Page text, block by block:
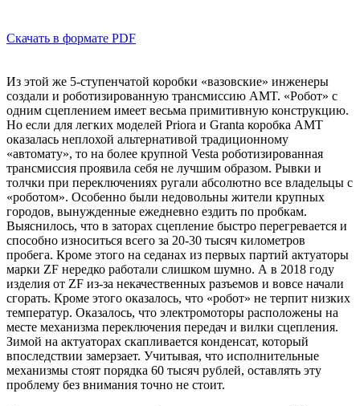
Скачать в формате PDF
Из этой же 5-ступенчатой коробки «вазовские» инженеры
создали и роботизированную трансмиссию AMT. «Робот» с
одним сцеплением имеет весьма примитивную конструкцию.
Но если для легких моделей Priora и Granta коробка AMT
оказалась неплохой альтернативой традиционному
«автомату», то на более крупной Vesta роботизированная
трансмиссия проявила себя не лучшим образом. Рывки и
толчки при переключениях ругали абсолютно все владельцы с
«роботом». Особенно были недовольны жители крупных
городов, вынужденные ежедневно ездить по пробкам.
Выяснилось, что в заторах сцепление быстро перегревается и
способно износиться всего за 20-30 тысяч километров
пробега. Кроме этого на седанах из первых партий актуаторы
марки ZF нередко работали слишком шумно. А в 2018 году
изделия от ZF из-за некачественных разъемов и вовсе начали
сгорать. Кроме этого оказалось, что «робот» не терпит низких
температур. Оказалось, что электромоторы расположены на
месте механизма переключения передач и вилки сцепления.
Зимой на актуаторах скапливается конденсат, который
впоследствии замерзает. Учитывая, что исполнительные
механизмы стоят порядка 60 тысяч рублей, оставлять эту
проблему без внимания точно не стоит.